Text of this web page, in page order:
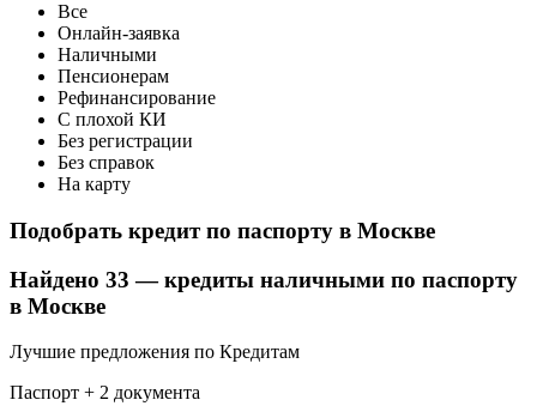
Все
Онлайн-заявка
Наличными
Пенсионерам
Рефинансирование
С плохой КИ
Без регистрации
Без справок
На карту
Подобрать кредит по паспорту в Москве
Найдено 33 — кредиты наличными по паспорту
в Москве
Лучшие предложения по Кредитам
Паспорт + 2 документа